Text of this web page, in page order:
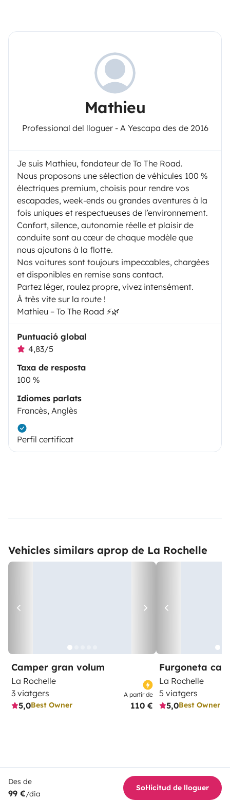
Mathieu
Professional del lloguer - A Yescapa des de 2016
Je suis Mathieu, fondateur de To The Road.
Nous proposons une sélection de véhicules 100 %
électriques premium, choisis pour rendre vos
escapades, week-ends ou grandes aventures à la
fois uniques et respectueuses de l’environnement.
Confort, silence, autonomie réelle et plaisir de
conduite sont au cœur de chaque modèle que
nous ajoutons à la flotte.
Nos voitures sont toujours impeccables, chargées
et disponibles en remise sans contact.
Partez léger, roulez propre, vivez intensément.
À très vite sur la route !
Mathieu – To The Road ⚡️🌿
Puntuació global
4,83/5
Taxa de resposta
100 %
Idiomes parlats
Francès, Anglès
Perfil certificat
Vehicles similars aprop de La Rochelle
Camper gran volum
La Rochelle
3 viatgers
5,0Best Owner
A partir de
110 €
Furgoneta
La Rochelle
5 viatgers
5,0Best Owner
Des de
99 €/dia
Sol·licitud de lloguer